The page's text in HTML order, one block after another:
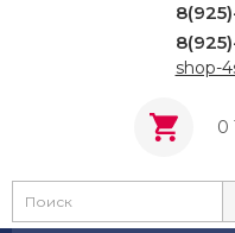
shop-
0